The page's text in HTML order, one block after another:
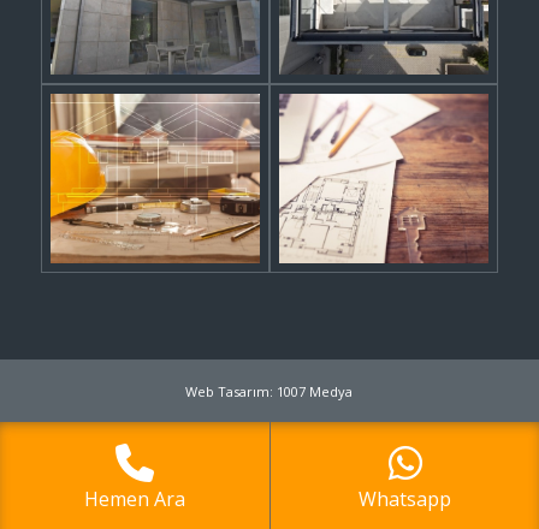
Web Tasarım: 1007 Medya
Hemen Ara Whatsapp